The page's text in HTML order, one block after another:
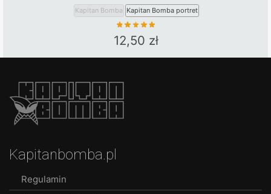
Kapitan Bomba Kapitan Bomba portret
12,50 zł
This
chosen
Kapitanbomba.pl
Regulamin